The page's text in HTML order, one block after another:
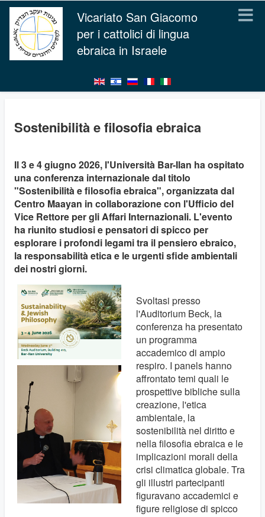
Vicariato San Giacomo
per i cattolici di lingua
ebraica in Israele
Sostenibilità e filosofia ebraica
Il 3 e 4 giugno 2026, l'Università Bar-Ilan ha ospitato
una conferenza internazionale dal titolo
"Sostenibilità e filosofia ebraica", organizzata dal
Centro Maayan in collaborazione con l'Ufficio del
Vice Rettore per gli Affari Internazionali. L'evento
ha riunito studiosi e pensatori di spicco per
esplorare i profondi legami tra il pensiero ebraico,
la responsabilità etica e le urgenti sfide ambientali
dei nostri giorni.
Svoltasi presso
l'Auditorium Beck, la
conferenza ha presentato
un programma
accademico di ampio
respiro. I panels hanno
affrontato temi quali le
prospettive bibliche sulla
creazione, l'etica
ambientale, la
sostenibilità nel diritto e
nella filosofia ebraica e le
implicazioni morali della
crisi climatica globale. Tra
gli illustri partecipanti
figuravano accademici e
figure religiose di spicco